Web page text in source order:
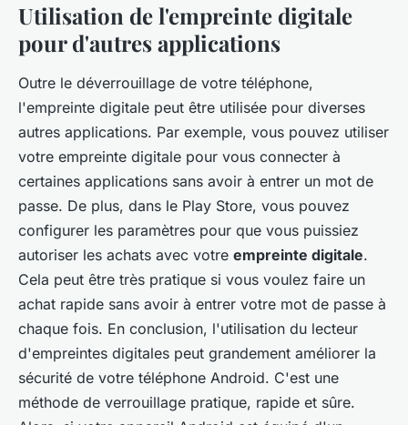
Utilisation de l'empreinte digitale
pour d'autres applications
Outre le déverrouillage de votre téléphone,
l'empreinte digitale peut être utilisée pour diverses
autres applications. Par exemple, vous pouvez utiliser
votre empreinte digitale pour vous connecter à
certaines applications sans avoir à entrer un mot de
passe. De plus, dans le Play Store, vous pouvez
configurer les paramètres pour que vous puissiez
autoriser les achats avec votre empreinte digitale.
Cela peut être très pratique si vous voulez faire un
achat rapide sans avoir à entrer votre mot de passe à
chaque fois. En conclusion, l'utilisation du lecteur
d'empreintes digitales peut grandement améliorer la
sécurité de votre téléphone Android. C'est une
méthode de verrouillage pratique, rapide et sûre.